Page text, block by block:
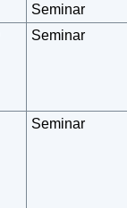
Seminar
Seminar
Seminar